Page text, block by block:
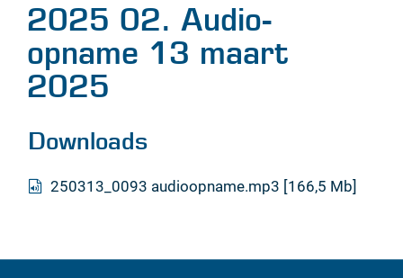
2025 02. Audio-
opname 13 maart
2025
Downloads
250313_0093 audioopname.mp3 166,5 Mb